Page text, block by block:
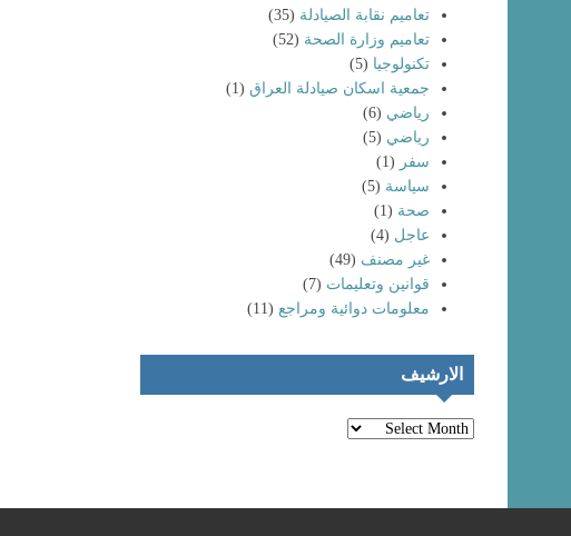
تعاميم نقابة الصيادلة (35)
تعاميم وزارة الصحة (52)
تكنولوجيا (5)
جمعية اسكان صيادلة العراق (1)
رياضي (6)
رياضي (5)
سفر (1)
سياسة (5)
صحة (1)
عاجل (4)
غير مصنف (49)
قوانين وتعليمات (7)
معلومات دوائية ومراجع (11)
الارشيف
الارشيف
لعام (٢٠٢٤) إلى
نقابة صيادلة
العراق